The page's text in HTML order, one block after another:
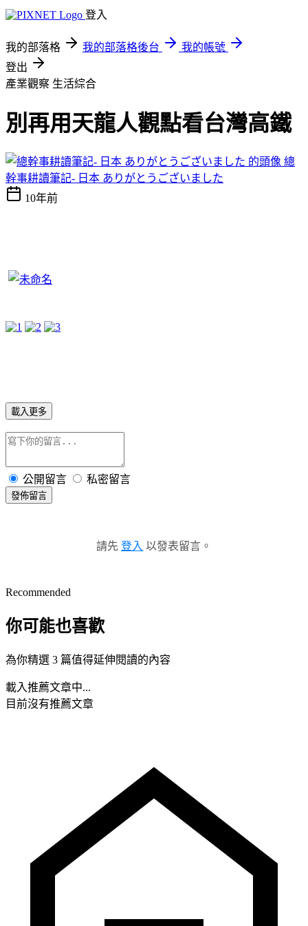
登入
我的部落格 我的部落格後台
我的帳號
登出
產業觀察 生活綜合
別再用天龍人觀點看台灣高鐵
總
幹事耕讀筆記- 日本 ありがとうございました
10年前
載入更多
公開留言 私密留言
發佈留言
請先 登入 以發表留言。
Recommended
你可能也喜歡
為你精選 3 篇值得延伸閱讀的內容
載入推薦文章中...
目前沒有推薦文章